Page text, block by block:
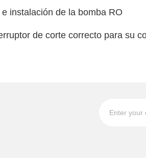
fija de 600 GPD para
inversa sin
instalación de la bomba RO
de corte correcto para su